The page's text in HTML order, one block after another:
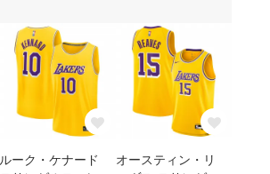
ルーク・ケナード
オースティン・リ